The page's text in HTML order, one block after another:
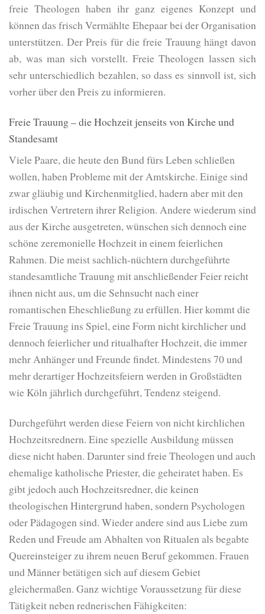
freie Theologen haben ihr ganz eigenes Konzept und
können das frisch Vermählte Ehepaar bei der Organisation
unterstützen. Der Preis für die freie Trauung hängt davon
ab, was man sich vorstellt. Freie Theologen lassen sich
sehr unterschiedlich bezahlen, so dass es sinnvoll ist, sich
vorher über den Preis zu informieren.
Freie Trauung – die Hochzeit jenseits von Kirche und
Standesamt
Viele Paare, die heute den Bund fürs Leben schließen
wollen, haben Probleme mit der Amtskirche. Einige sind
zwar gläubig und Kirchenmitglied, hadern aber mit den
irdischen Vertretern ihrer Religion. Andere wiederum sind
aus der Kirche ausgetreten, wünschen sich dennoch eine
schöne zeremonielle Hochzeit in einem feierlichen
Rahmen. Die meist sachlich-nüchtern durchgeführte
standesamtliche Trauung mit anschließender Feier reicht
ihnen nicht aus, um die Sehnsucht nach einer
romantischen Eheschließung zu erfüllen. Hier kommt die
Freie Trauung ins Spiel, eine Form nicht kirchlicher und
dennoch feierlicher und ritualhafter Hochzeit, die immer
mehr Anhänger und Freunde findet. Mindestens 70 und
mehr derartiger Hochzeitsfeiern werden in Großstädten
wie Köln jährlich durchgeführt, Tendenz steigend.
Durchgeführt werden diese Feiern von nicht kirchlichen
Hochzeitsrednern. Eine spezielle Ausbildung müssen
diese nicht haben. Darunter sind freie Theologen und auch
ehemalige katholische Priester, die geheiratet haben. Es
gibt jedoch auch Hochzeitsredner, die keinen
theologischen Hintergrund haben, sondern Psychologen
oder Pädagogen sind. Wieder andere sind aus Liebe zum
Reden und Freude am Abhalten von Ritualen als begabte
Quereinsteiger zu ihrem neuen Beruf gekommen. Frauen
und Männer betätigen sich auf diesem Gebiet
gleichermaßen. Ganz wichtige Voraussetzung für diese
Tätigkeit neben rednerischen Fähigkeiten: